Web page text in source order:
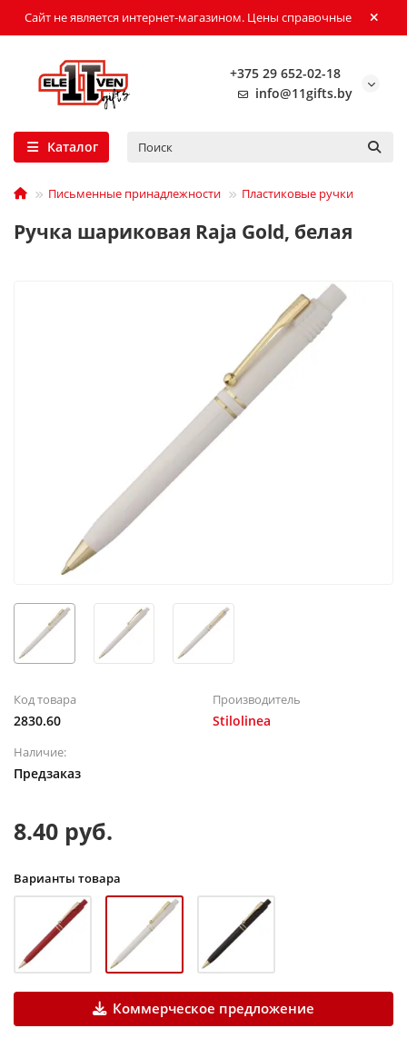
Сайт не является интернет-магазином. Цены справочные
+375 29 652-02-18
info@11gifts.by
Каталог
Письменные принадлежности Пластиковые ручки
Ручка шариковая Raja Gold, белая
Код товара
2830.60
Производитель
Stilolinea
Наличие:
Предзаказ
8.40 руб.
Варианты товара
Коммерческое предложение